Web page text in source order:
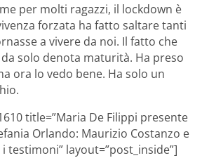
per molti ragazzi, il lockdown è
forzata ha fatto saltare tanti
a vivere da noi. Il fatto che
solo denota maturità. Ha preso
ora lo vedo bene. Ha solo un
title=”Maria De Filippi presente
Orlando: Maurizio Costanzo e
testimoni” layout=”post_inside”]